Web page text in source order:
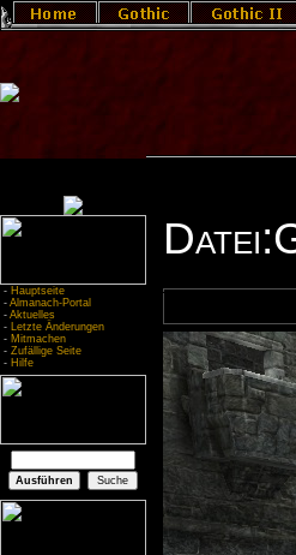
- Hauptseite
- Almanach-Portal
- Aktuelles
- Letzte Änderungen
- Mitmachen
- Zufällige Seite
- Hilfe